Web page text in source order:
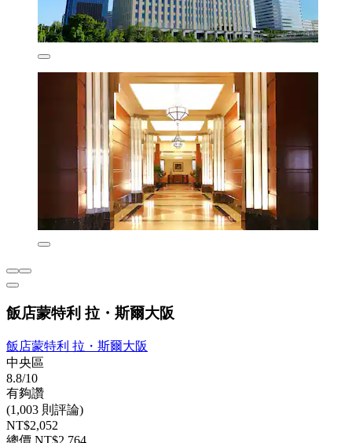
飯店蒙特利 拉・斯爾大阪
飯店蒙特利 拉・斯爾大阪
中央區
8.8/10
有夠讚
(1,003 則評論)
NT$2,052
總價 NT$2,764